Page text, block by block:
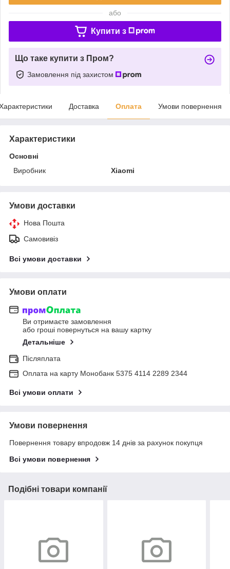
або
Купити з
Що таке купити з Пром?
Замовлення під захистом
Доставка Оплата Умови повернення
Характеристики
Основні
Виробник
Xiaomi
Умови доставки
Нова Пошта
Самовивіз
Всі умови доставки
Умови оплати
Ви отримаєте замовлення
або гроші повернуться на вашу картку
Детальніше
Післяплата
Оплата на карту Монобанк 5375 4114 2289 2344
Всі умови оплати
Умови повернення
Повернення товару впродовж 14 днів за рахунок покупця
Всі умови повернення
Подібні товари компанії